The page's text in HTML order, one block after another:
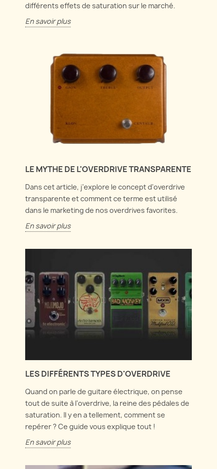
différents effets de saturation sur le marché.
En savoir plus
LE MYTHE DE L'OVERDRIVE TRANSPARENTE
Dans cet article, j'explore le concept d'overdrive
transparente et comment ce terme est utilisé
dans le marketing de nos overdrives favorites.
En savoir plus
LES DIFFÉRENTS TYPES D'OVERDRIVE
Quand on parle de guitare électrique, on pense
tout de suite à l'overdrive, la reine des pédales de
saturation. Il y en a tellement, comment se
repérer ? Ce guide vous explique tout !
En savoir plus